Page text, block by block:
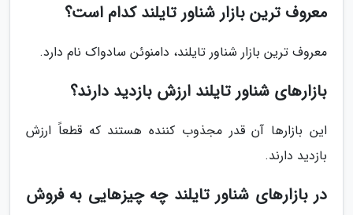
معروف ترین بازار شناور تایلند کدام است؟
معروف ترین بازار شناور تایلند، دامنوئن سادواک نام دارد.
بازارهای شناور تایلند ارزش بازدید دارند؟
این بازارها آن قدر مجذوب کننده هستند که قطعاً ارزش
بازدید دارند.
در بازارهای شناور تایلند چه چیزهایی به فروش